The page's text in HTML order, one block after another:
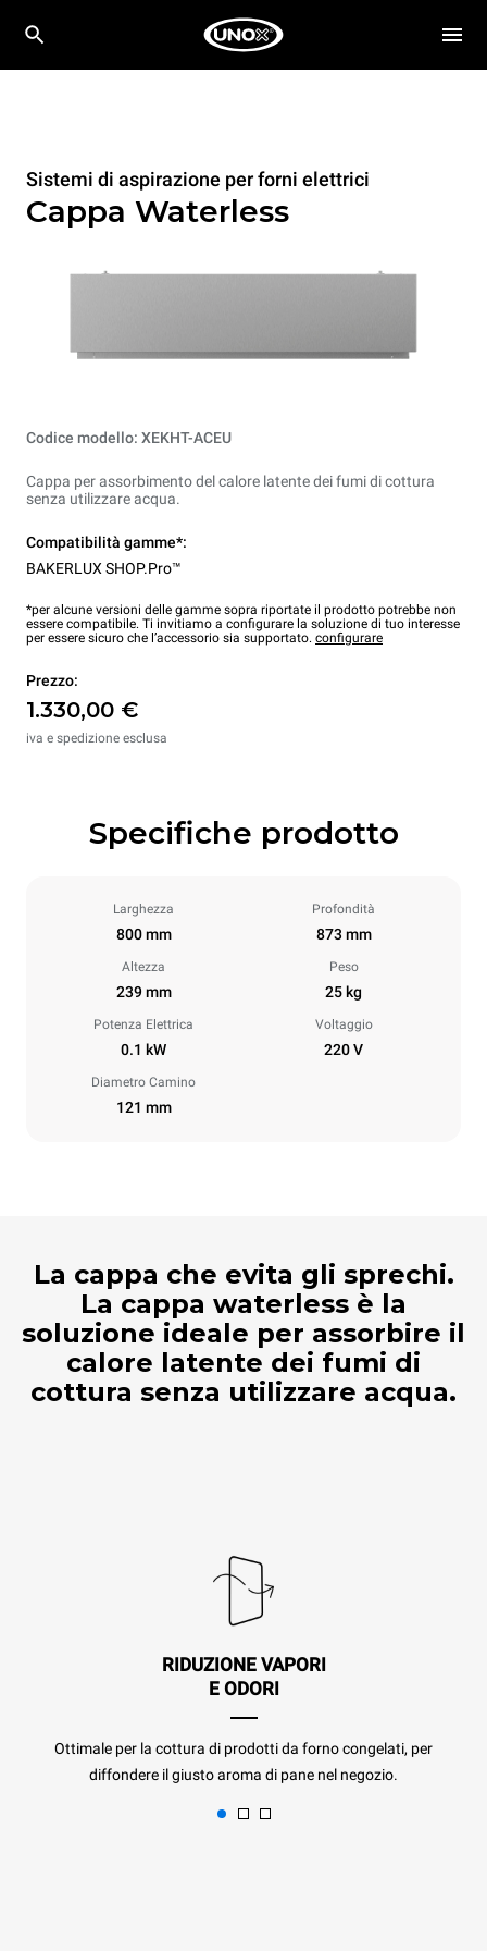
Sistemi di aspirazione per forni elettrici
Cappa Waterless
Codice modello: XEKHT-ACEU
Cappa per assorbimento del calore latente dei fumi di cottura
senza utilizzare acqua.
Compatibilità gamme*:
BAKERLUX SHOP.Pro™
*per alcune versioni delle gamme sopra riportate il prodotto potrebbe non
essere compatibile. Ti invitiamo a configurare la soluzione di tuo interesse
per essere sicuro che l’accessorio sia supportato. configurare
Prezzo:
1.330,00 €
iva e spedizione esclusa
Specifiche prodotto
Larghezza
800 mm
Profondità
873 mm
Altezza
239 mm
Peso
25 kg
Potenza Elettrica
0.1 kW
Voltaggio
220 V
Diametro Camino
121 mm
La cappa che evita gli sprechi.
La cappa waterless è la
soluzione ideale per assorbire il
calore latente dei fumi di
cottura senza utilizzare acqua.
RIDUZIONE VAPORI
E ODORI
Ottimale per la cottura di prodotti da forno congelati, per
diffondere il giusto aroma di pane nel negozio.